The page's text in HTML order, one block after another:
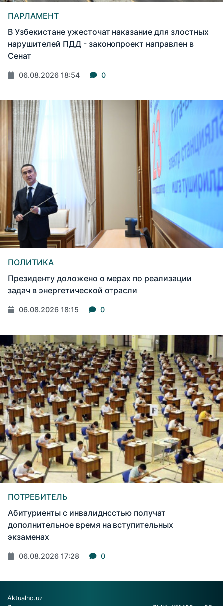
ПАРЛАМЕНТ
В Узбекистане ужесточат наказание для злостных
нарушителей ПДД - законопроект направлен в
Сенат
06.08.2026 18:54 0
ПОЛИТИКА
Президенту доложено о мерах по реализации
задач в энергетической отрасли
06.08.2026 18:15 0
ПОТРЕБИТЕЛЬ
Абитуриенты с инвалидностью получат
дополнительное время на вступительных
экзаменах
06.08.2026 17:28 0
Aktualno.uz